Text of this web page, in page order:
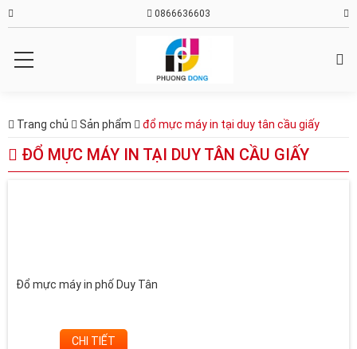
0866636603
Trang chủ Sản phẩm đổ mực máy in tại duy tân cầu giấy
ĐỔ MỰC MÁY IN TẠI DUY TÂN CẦU GIẤY
Đổ mực máy in phố Duy Tân
CHI TIẾT